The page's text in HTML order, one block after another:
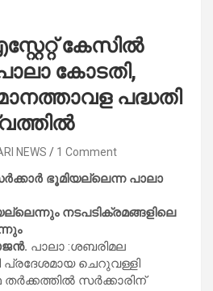
കേസിൽ
കോടതി,
പദ്ധതി
NEWS 1 Comment
ഭൂമിയല്ലെന്ന പാലാ
നടപടിക്രമങ്ങളിലെ
പാലാ :ശബരിമല
പ്രദേശമായ ചെറുവള്ളി
തർക്കത്തിൽ സർക്കാരിന്